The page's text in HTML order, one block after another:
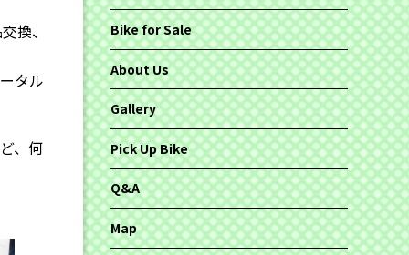
換、
タル
、何
Bike for Sale
About Us
Gallery
Pick Up Bike
Q&A
Map